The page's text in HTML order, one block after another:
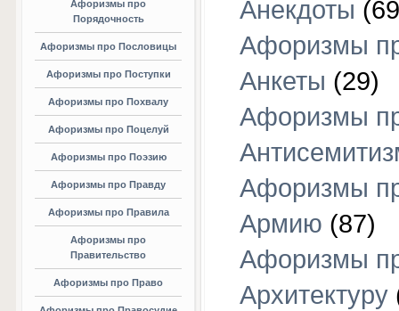
Афоризмы про
Порядочность
Афоризмы про Пословицы
Афоризмы про Поступки
Афоризмы про Похвалу
Афоризмы про Поцелуй
Афоризмы про Поэзию
Афоризмы про Правду
Афоризмы про Правила
Афоризмы про
Правительство
Афоризмы про Право
Анекдоты
Афоризмы
Анкеты (29)
Афоризмы
Афоризмы
Армию (87)
Афоризмы
Архитектуру